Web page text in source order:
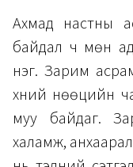
Ахмад настны
байдал ч мөн
нэг. Зарим
хүний нөөцийн
муу байдаг.
халамж,